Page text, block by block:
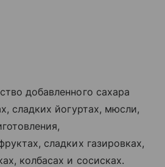
добавленного сахара
сладких йогуртах, мюсли,
сладких газировках,
колбасах и сосисках.